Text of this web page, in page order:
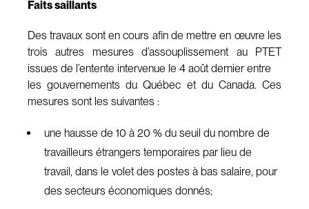
Faits saillants
Des travaux sont en cours afin de mettre en œuvre les
trois autres mesures d’assouplissement au PTET
issues de l’entente intervenue le 4 août dernier entre
les gouvernements du Québec et du Canada. Ces
mesures sont les suivantes :
une hausse de 10 à 20 % du seuil du nombre de
travailleurs étrangers temporaires par lieu de
travail, dans le volet des postes à bas salaire, pour
des secteurs économiques donnés;